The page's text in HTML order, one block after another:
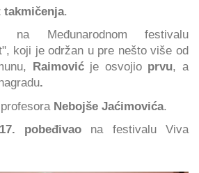
takmičenja.
na Međunarodnom festivalu
koji je održan u pre nešto više od
Raimovićje osvojioprvu, a
.
Nebojše Jaćimovića.
pobeđivao na festivalu Viva